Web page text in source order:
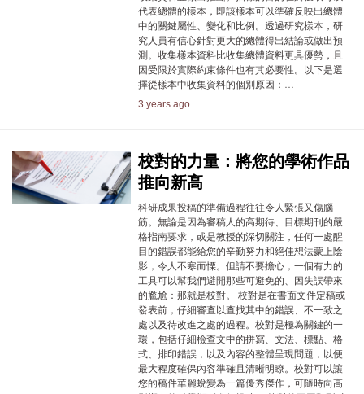
代表總體的樣本，即該樣本可以準確反映出總體
中的關鍵屬性、變化和比例。透過研究樣本，研
究人員有信心針對更大的總體得出結論或做出預
測。收集樣本資料比收集總體資料更具優勢，且
因受限於實際約束條件也有其必要性。以下是選
擇從樣本中收集資料的個別原因：…
3 years ago
校對的力量：將您的學術作品
推向新高
科研成果投稿的準備過程往往令人緊張又傷腦
筋。無論是因為審稿人的高期待、目標期刊的嚴
格指南要求，或是教授的深切關注，任何一處醒
目的錯誤都能給您的辛勤努力和絕佳想法蒙上陰
影，令人不寒而慄。但請不要擔心，一個有力的
工具可以幫我們避開那些可避免的、因失誤帶來
的尷尬：那就是校對。 校對是在書面文件定稿或
發表前，仔細審查以查找其中的錯誤、不一致之
處以及待改進之處的過程。校對是極為關鍵的一
環，包括仔細檢查文中的拼寫、文法、標點、格
式、排印錯誤，以及內容的整體呈現問題，以便
最大程度確保內容準確且清晰明瞭。校對可以讓
您的稿件華麗蛻變為一篇優秀傑作，可隨時向高